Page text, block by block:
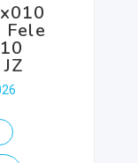
Fele